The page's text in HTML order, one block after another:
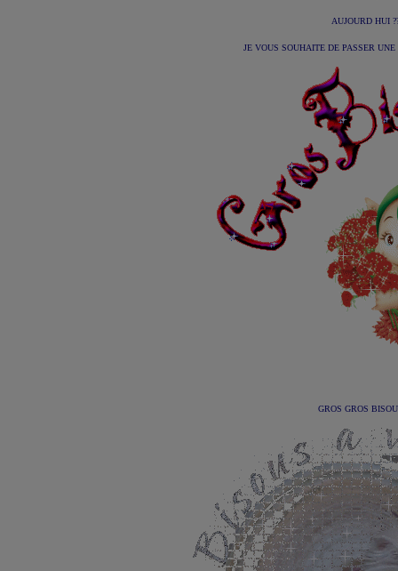
AUJOURD HUI
JE VOUS SOUHAITE DE PASSER
GROS GROS